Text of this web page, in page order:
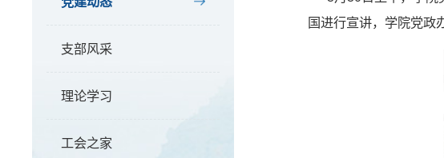
支部风采
理论学习
工会之家
国进行宣讲，学院党政